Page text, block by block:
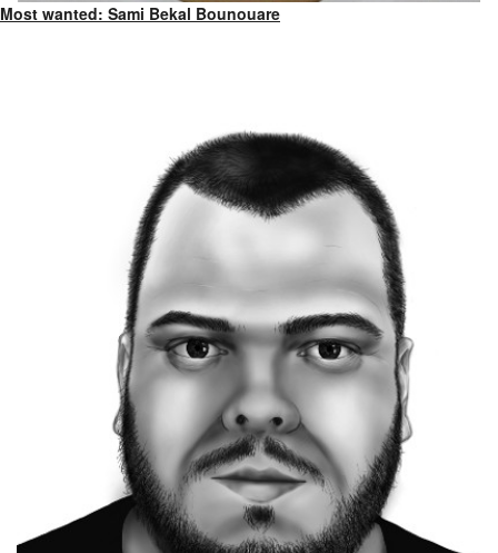
Most wanted: Sami Bekal Bounouare